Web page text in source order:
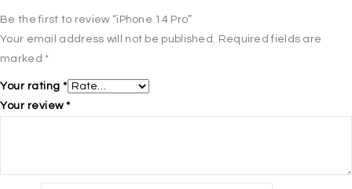
Be the first to review “iPhone 14 Pro”
Your email address will not be published.
Required fields are
marked *
Your rating *
Your review *